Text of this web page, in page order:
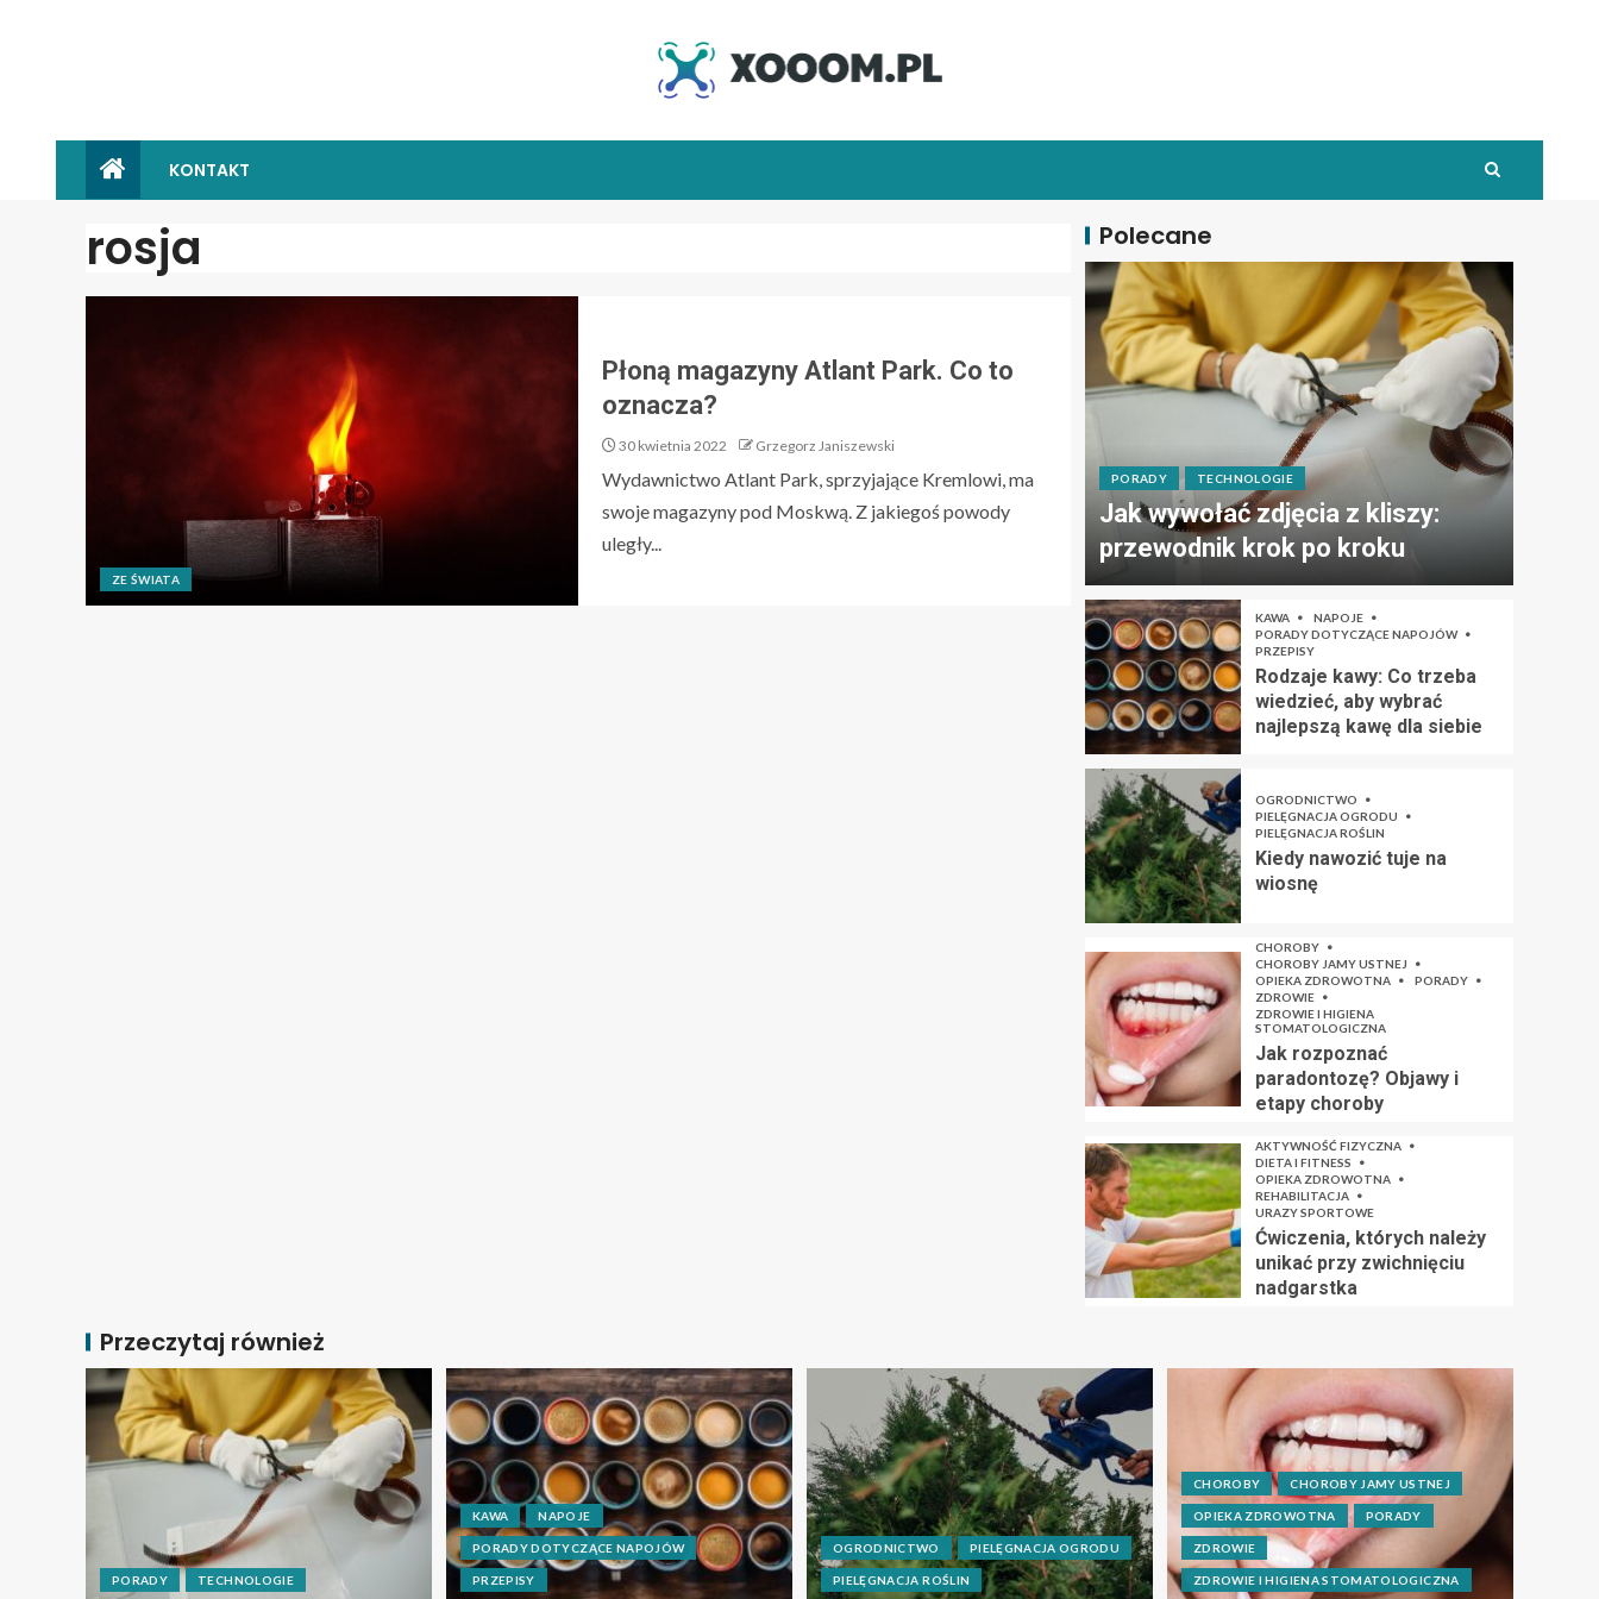
KONTAKT
rosja
ZE ŚWIATA
Płoną magazyny Atlant Park. Co to
oznacza?
30 kwietnia 2022 Grzegorz Janiszewski
Wydawnictwo Atlant Park, sprzyjające Kremlowi, ma
swoje magazyny pod Moskwą. Z jakiegoś powody
uległy...
Polecane
PORADY TECHNOLOGIE
Jak wywołać zdjęcia z kliszy:
przewodnik krok po kroku
KAWA
NAPOJE
PORADY DOTYCZĄCE NAPOJÓW
PRZEPISY
Rodzaje kawy: Co trzeba
wiedzieć, aby wybrać
najlepszą kawę dla siebie
OGRODNICTWO
PIELĘGNACJA OGRODU
PIELĘGNACJA ROŚLIN
Kiedy nawozić tuje na
wiosnę
CHOROBY
CHOROBY JAMY USTNEJ
OPIEKA ZDROWOTNA
PORADY
ZDROWIE
ZDROWIE I HIGIENA
STOMATOLOGICZNA
Jak rozpoznać
paradontozę? Objawy i
etapy choroby
AKTYWNOŚĆ FIZYCZNA
DIETA I FITNESS
OPIEKA ZDROWOTNA
REHABILITACJA
URAZY SPORTOWE
Ćwiczenia, których należy
unikać przy zwichnięciu
nadgarstka
Przeczytaj również
PORADY TECHNOLOGIE
KAWA NAPOJE
PORADY DOTYCZĄCE NAPOJÓW
PRZEPISY
OGRODNICTWO PIELĘGNACJA OGRODU
PIELĘGNACJA ROŚLIN
CHOROBY CHOROBY JAMY USTNEJ
OPIEKA ZDROWOTNA PORADY
ZDROWIE
ZDROWIE I HIGIENA STOMATOLOGICZNA